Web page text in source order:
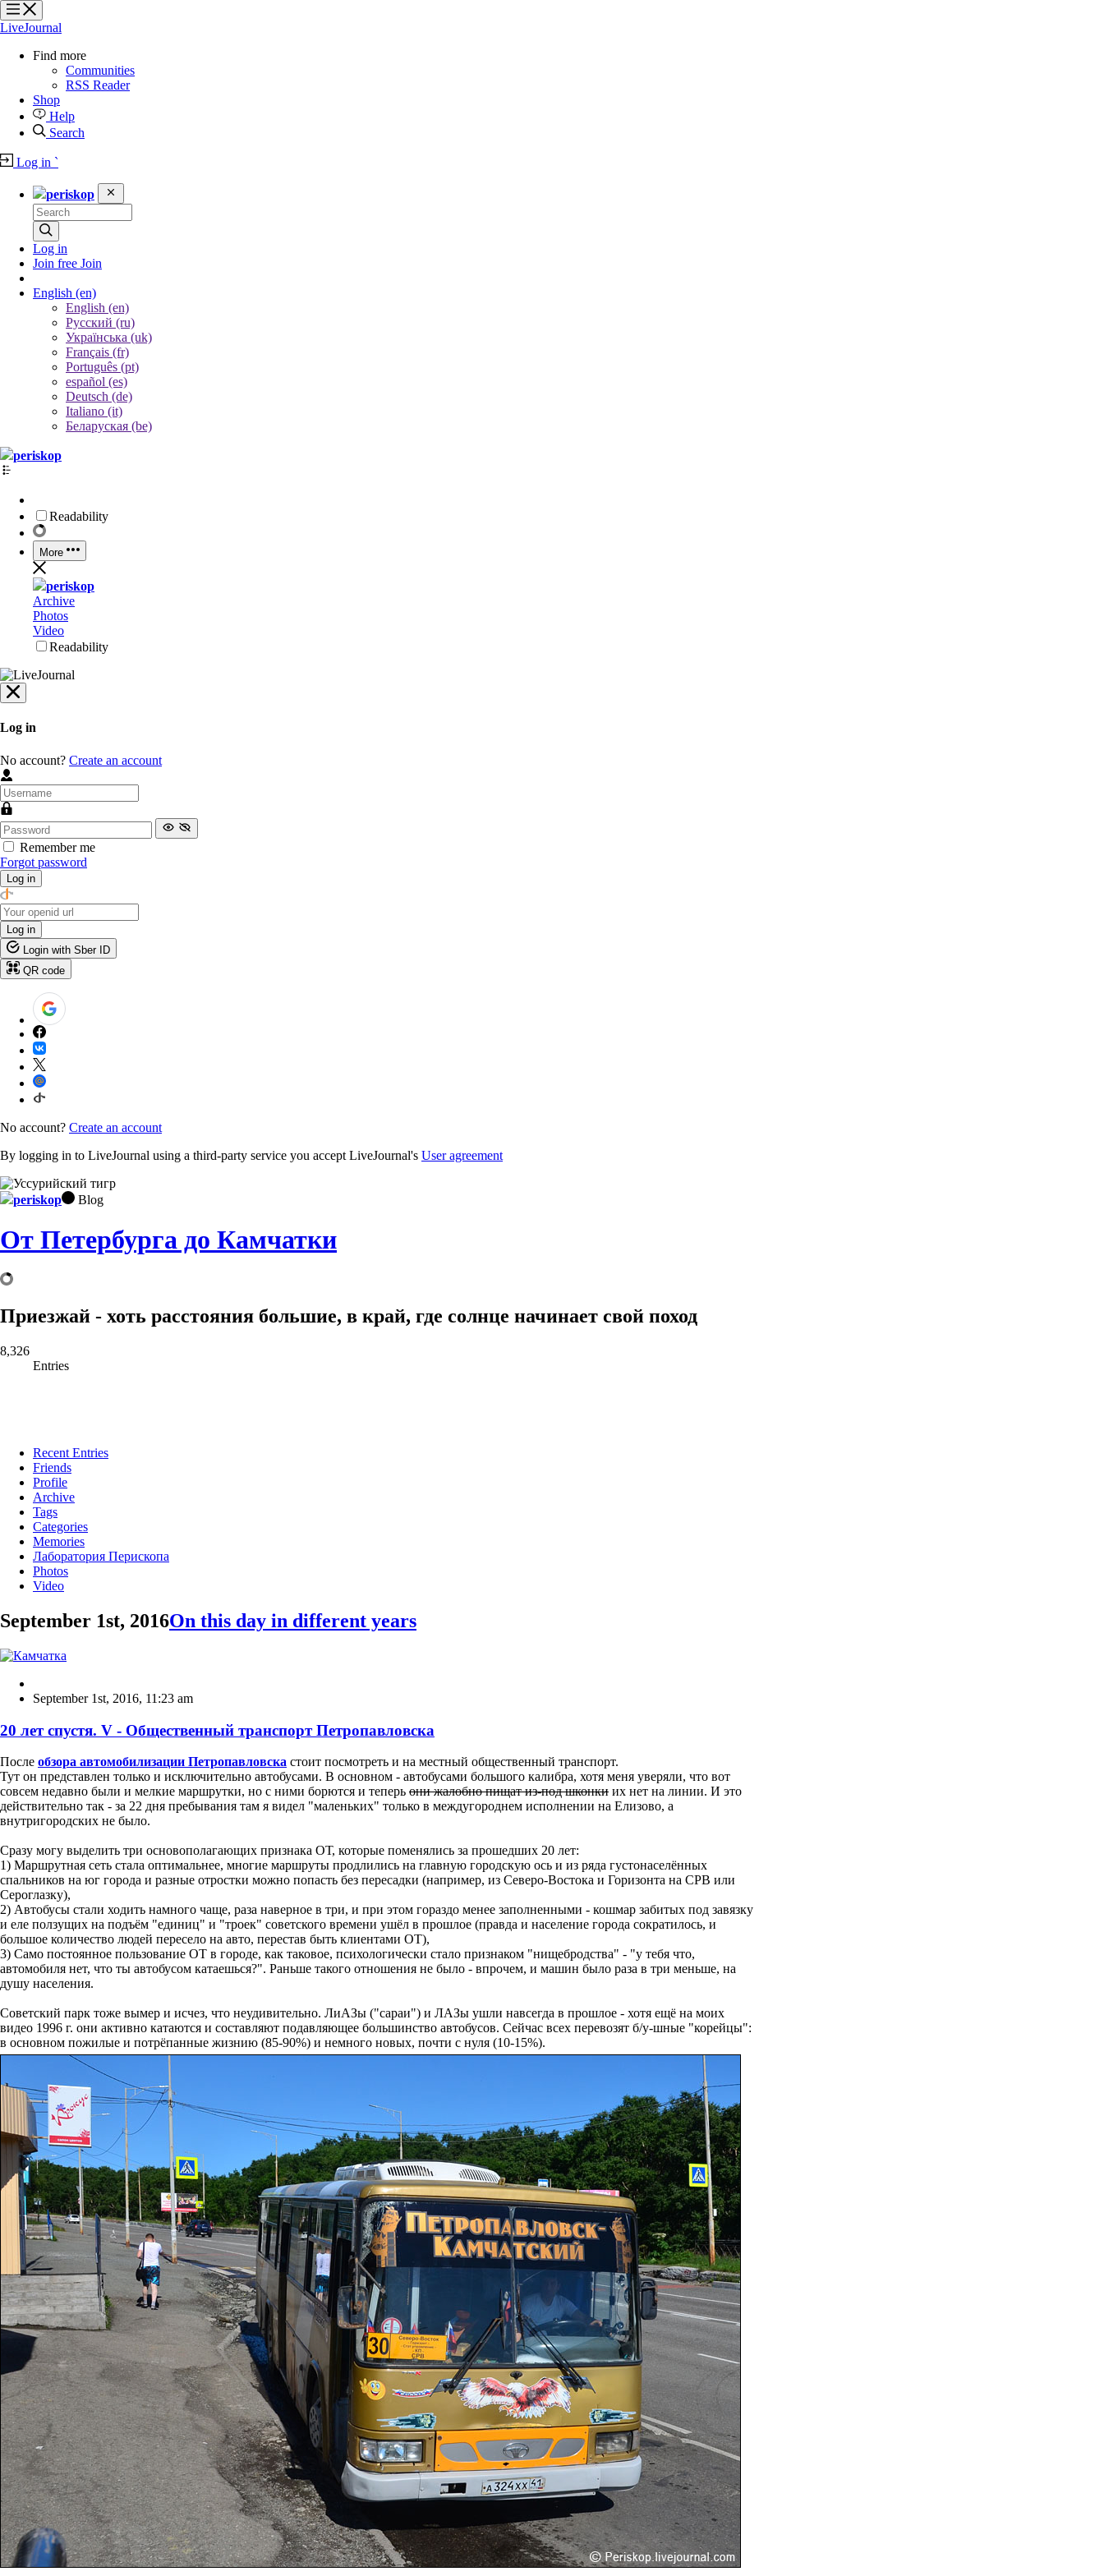
?
?
?
?
LiveJournal
Find more
Communities
RSS Reader
Shop
Help
Search
Log in `
periskop
Log in
Join free Join
English (en)
English (en)
Русский (ru)
Українська (uk)
Français (fr)
Português (pt)
español (es)
Deutsch (de)
Italiano (it)
Беларуская (be)
periskop
Readability
More
periskop
Archive
Photos
Video
Readability
Log in
No account? Create an account
Remember me
Forgot password
Log in
Log in
Login with Sber ID
QR code
No account? Create an account
By logging in to LiveJournal using a third-party service you accept LiveJournal's User agreement
periskop Blog
От Петербурга до Камчатки
Приезжай - хоть расстояния большие, в край, где солнце начинает свой поход
8,326
Entries
Recent Entries
Friends
Profile
Archive
Tags
Categories
Memories
Лаборатория Перископа
Photos
Video
September 1st, 2016On this day in different years
September 1st, 2016, 11:23 am
20 лет спустя. V - Общественный транспорт Петропавловска
После обзора автомобилизации Петропавловска стоит посмотреть и на местный общественный транспорт.
Тут он представлен только и исключительно автобусами. В основном - автобусами большого калибра, хотя меня уверяли, что вот
совсем недавно были и мелкие маршрутки, но с ними борются и теперь они жалобно пищат из-под шконки их нет на линии. И это
действительно так - за 22 дня пребывания там я видел "маленьких" только в междугороднем исполнении на Елизово, а
внутригородских не было.
Сразу могу выделить три основополагающих признака ОТ, которые поменялись за прошедших 20 лет:
1) Маршрутная сеть стала оптимальнее, многие маршруты продлились на главную городскую ось и из ряда густонаселённых
спальников на юг города и разные отростки можно попасть без пересадки (например, из Северо-Востока и Горизонта на СРВ или
Сероглазку),
2) Автобусы стали ходить намного чаще, раза наверное в три, и при этом гораздо менее заполненными - кошмар забитых под завязку
и еле ползущих на подъём "единиц" и "троек" советского времени ушёл в прошлое (правда и население города сократилось, и
большое количество людей пересело на авто, перестав быть клиентами ОТ),
3) Само постоянное пользование ОТ в городе, как таковое, психологически стало признаком "нищебродства" - "у тебя что,
автомобиля нет, что ты автобусом катаешься?". Раньше такого отношения не было - впрочем, и машин было раза в три меньше, на
душу населения.
Советский парк тоже вымер и исчез, что неудивительно. ЛиАЗы ("сараи") и ЛАЗы ушли навсегда в прошлое - хотя ещё на моих
видео 1996 г. они активно катаются и составляют подавляющее большинство автобусов. Сейчас всех перевозят б/у-шные "корейцы":
в основном пожилые и потрёпанные жизнию (85-90%) и немного новых, почти с нуля (10-15%).